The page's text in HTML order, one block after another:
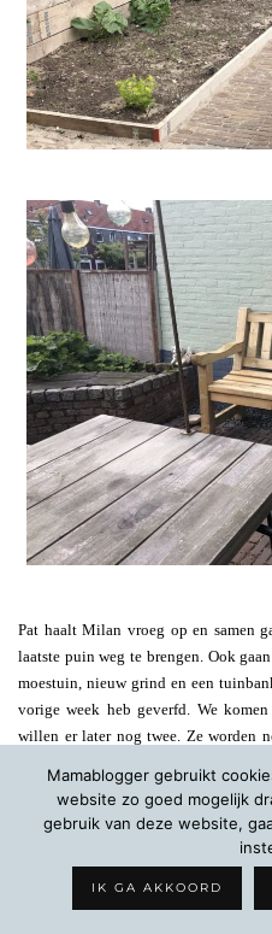
Pat haalt Milan vroeg op en samen
laatste puin weg te brengen. Ook
moestuin, nieuw grind en een
vorige week heb geverfd. We
willen er later nog twee. Ze worden
bankje zie je het nieuwe
gelegd.
Mamablogger gebruikt
website zo goed mogelijk
gebruik van deze website,
IK GA AKKOORD